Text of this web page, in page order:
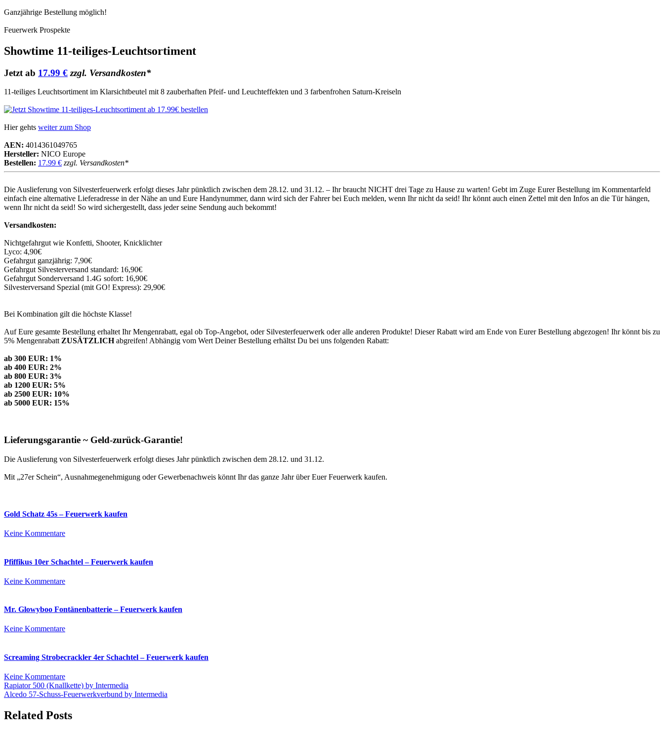
Ganzjährige Bestellung möglich!
Feuerwerk Prospekte
Showtime 11-teiliges-Leuchtsortiment
Jetzt ab 17.99 € zzgl. Versandkosten*
11-teiliges Leuchtsortiment im Klarsichtbeutel mit 8 zauberhaften Pfeif- und Leuchteffekten und 3 farbenfrohen Saturn-Kreiseln
Hier gehts weiter zum Shop
AEN: 4014361049765
Hersteller: NICO Europe
Bestellen: 17.99 € zzgl. Versandkosten*
Die Auslieferung von Silvesterfeuerwerk erfolgt dieses Jahr pünktlich zwischen dem 28.12. und 31.12. – Ihr braucht NICHT drei Tage zu Hause zu warten! Gebt im Zuge Eurer Bestellung im Kommentarfeld
einfach eine alternative Lieferadresse in der Nähe an und Eure Handynummer, dann wird sich der Fahrer bei Euch melden, wenn Ihr nicht da seid! Ihr könnt auch einen Zettel mit den Infos an die Tür hängen,
wenn Ihr nicht da seid! So wird sichergestellt, dass jeder seine Sendung auch bekommt!
Versandkosten:
Nichtgefahrgut wie Konfetti, Shooter, Knicklichter
Lyco: 4,90€
Gefahrgut ganzjährig: 7,90€
Gefahrgut Silvesterversand standard: 16,90€
Gefahrgut Sonderversand 1.4G sofort: 16,90€
Silvesterversand Spezial (mit GO! Express): 29,90€
Bei Kombination gilt die höchste Klasse!
Auf Eure gesamte Bestellung erhaltet Ihr Mengenrabatt, egal ob Top-Angebot, oder Silvesterfeuerwerk oder alle anderen Produkte! Dieser Rabatt wird am Ende von Eurer Bestellung abgezogen! Ihr könnt bis zu
5% Mengenrabatt ZUSÄTZLICHabgreifen! Abhängig vom Wert Deiner Bestellung erhältst Du bei uns folgenden Rabatt:
ab 300 EUR: 1%
ab 400 EUR: 2%
ab 800 EUR: 3%
ab 1200 EUR: 5%
ab 2500 EUR: 10%
ab 5000 EUR: 15%
Lieferungsgarantie ~ Geld-zurück-Garantie!
Die Auslieferung von Silvesterfeuerwerk erfolgt dieses Jahr pünktlich zwischen dem 28.12. und 31.12.
Mit „27er Schein“, Ausnahmegenehmigung oder Gewerbenachweis könnt Ihr das ganze Jahr über Euer Feuerwerk kaufen.
Gold Schatz 45s – Feuerwerk kaufen
Keine Kommentarezu
45s
–
kaufen
Pfiffikus 10er Schachtel – Feuerwerk kaufen
Keine Kommentarezu
Schachtel
kaufen
Mr. Glowyboo Fontänenbatterie – Feuerwerk kaufen
Keine Kommentarezu
Fontänenbatterie
–
kaufen
Screaming Strobecrackler 4er Schachtel – Feuerwerk kaufen
Keine Kommentarezu
Screaming
Strobecrackler
Schachtel
–
Beitrags-
Navigation
Rapiator 500 (Knallkette) by Intermedia
Alcedo 57-Schuss-Feuerwerkverbund by Intermedia
Related Posts